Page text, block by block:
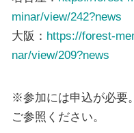
minar/view/242?news
大阪： https://forest-
nar/view/209?news
※参加には申込が必要
ご参照ください。